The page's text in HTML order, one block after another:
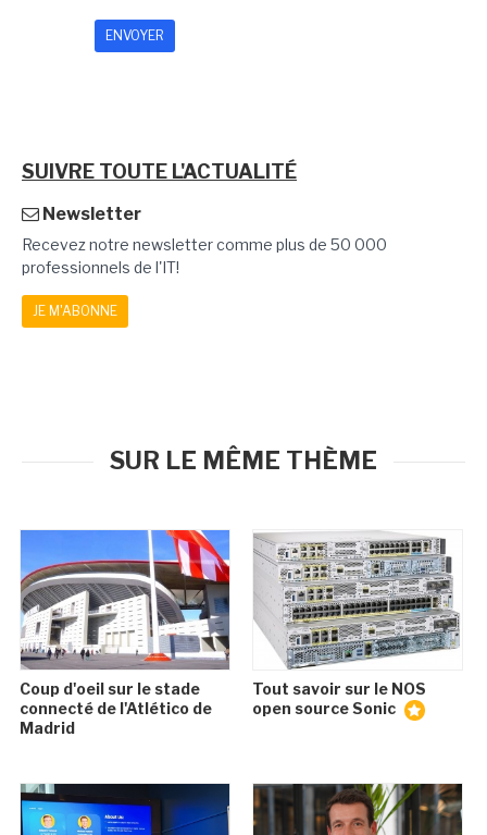
SUIVRE TOUTE L'ACTUALITÉ
Newsletter
Recevez notre newsletter comme plus de 50 000
professionnels de l'IT!
JE M'ABONNE
SUR LE MÊME THÈME
Coup d'oeil sur le stade
connecté de l'Atlético de
Madrid
Tout savoir sur le NOS
open source Sonic